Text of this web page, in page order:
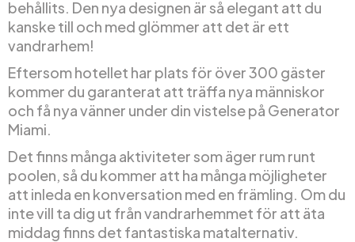
behållits. Den nya designen är så elegant att du
kanske till och med glömmer att det är ett
vandrarhem!
Eftersom hotellet har plats för över 300 gäster
kommer du garanterat att träffa nya människor
och få nya vänner under din vistelse på Generator
Miami.
Det finns många aktiviteter som äger rum runt
poolen, så du kommer att ha många möjligheter
att inleda en konversation med en främling. Om du
inte vill ta dig ut från vandrarhemmet för att äta
middag finns det fantastiska matalternativ.